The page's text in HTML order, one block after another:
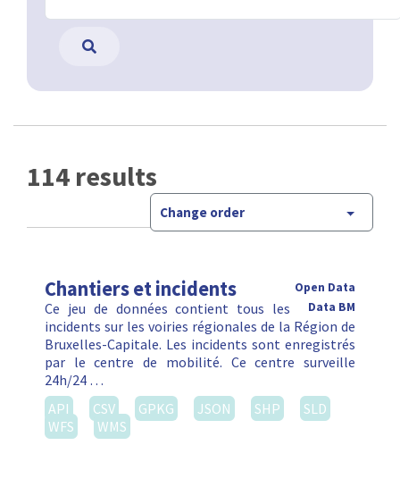
114 results
Change order
Chantiers et incidents
Open Data
Data BM
Ce jeu de données contient tous les
incidents sur les voiries régionales de la Région de
Bruxelles-Capitale. Les incidents sont enregistrés
par le centre de mobilité. Ce centre surveille
24h/24 …
API
CSV GPKG JSON SHP
SLD
WFS
WMS